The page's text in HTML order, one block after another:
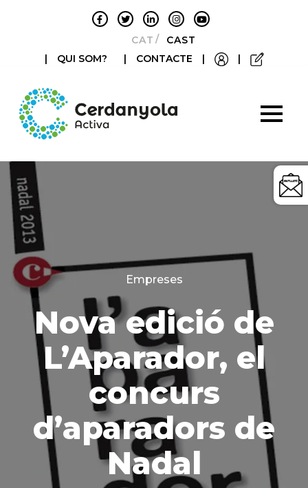
CATALÀCASTELLANO
|
QUI SOM? | CONTACTE | |
Categories
Empreses
Nova edició de
L’Aparador, el
concurs
d’aparadors de
Nadal